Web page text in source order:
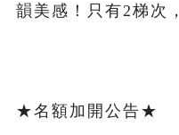
韻美感！只有2梯次
★名額加開公告★